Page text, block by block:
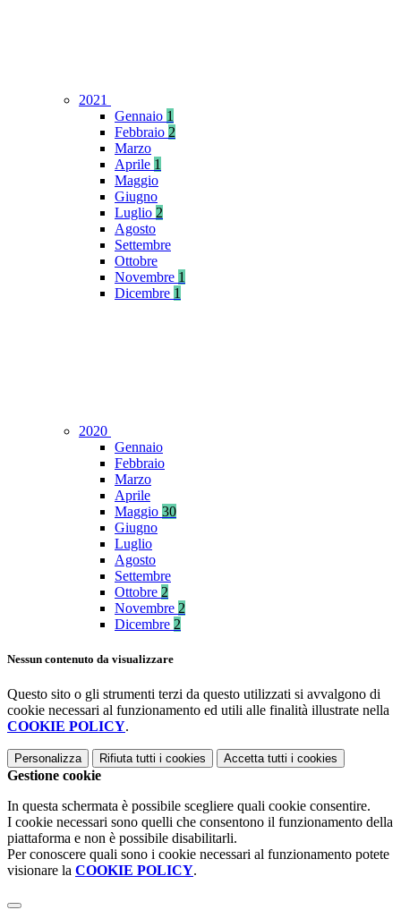
2021
Gennaio 1
Febbraio 2
Marzo
Aprile 1
Maggio
Giugno
Luglio 2
Agosto
Settembre
Ottobre
Novembre 1
Dicembre 1
2020
Gennaio
Febbraio
Marzo
Aprile
Maggio 30
Giugno
Luglio
Agosto
Settembre
Ottobre 2
Novembre 2
Dicembre 2
Nessun contenuto da visualizzare
Questo sito o gli strumenti terzi da questo utilizzati si avvalgono di
cookie necessari al funzionamento ed utili alle finalità illustrate nella
COOKIE POLICY.
Personalizza Rifiuta tutti i cookies Accetta tutti i cookies
Gestione cookie
In questa schermata è possibile scegliere quali cookie consentire.
I cookie necessari sono quelli che consentono il funzionamento della
piattaforma e non è possibile disabilitarli.
Per conoscere quali sono i cookie necessari al funzionamento potete
visionare la COOKIE POLICY.